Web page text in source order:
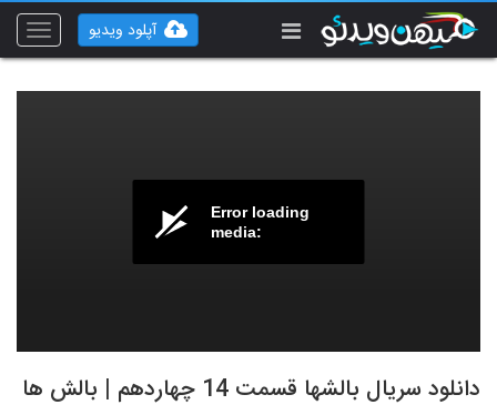
Toggle
آپلود ویدیو
Error loading
media:
دانلود سریال بالشها قسمت 14 چهاردهم | بالش ها